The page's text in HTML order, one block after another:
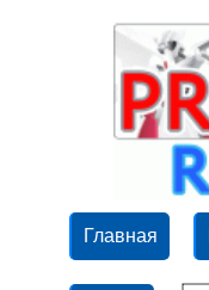
Главная